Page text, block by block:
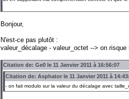
Bonjour,
N'est-ce pas plutôt :
valeur_décalage - valeur_octet --> on
Citation de: Ge0 le 11 Janvier 2011 à 16:56:07
Citation de: Asphator le 11 Janvier 2011 à
- on fait modulo sur la valeur du décalage avec